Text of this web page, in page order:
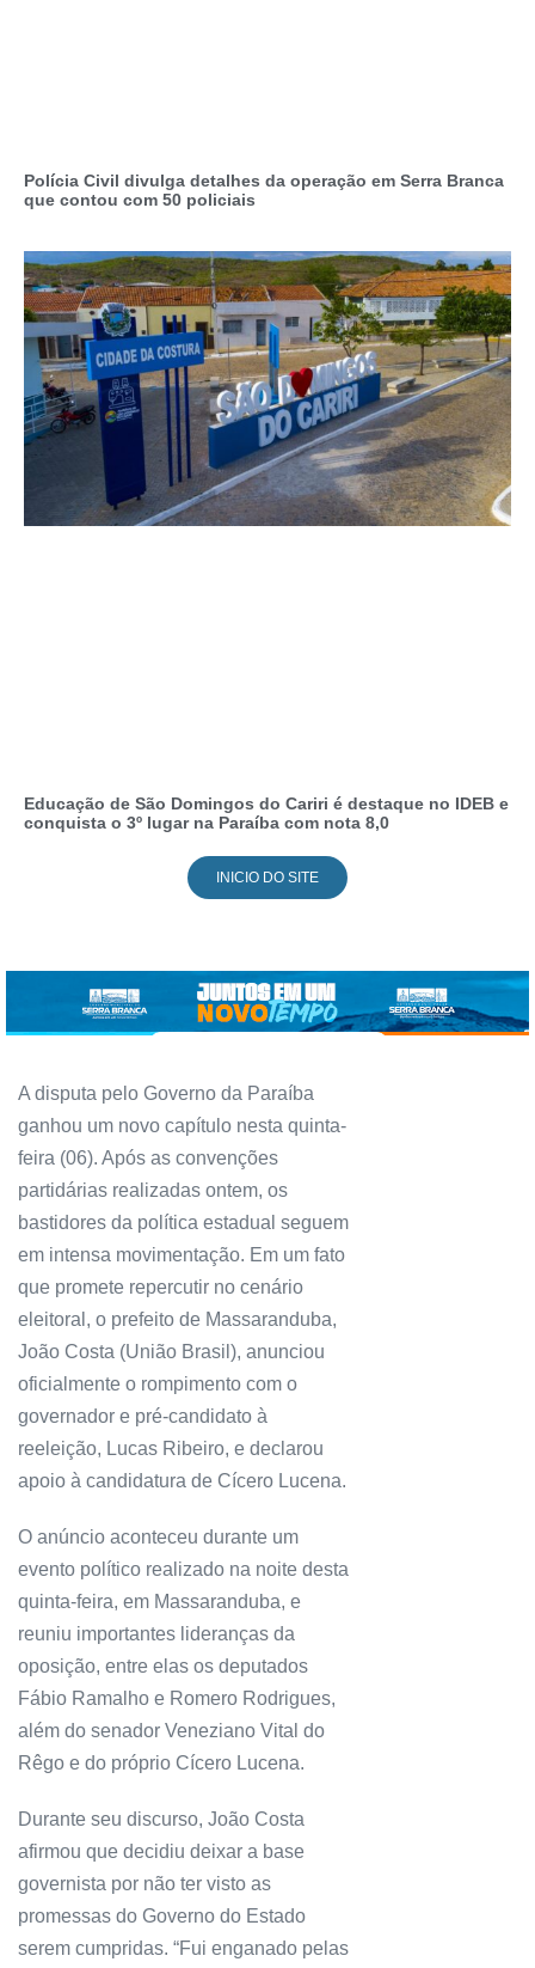
Polícia Civil divulga detalhes da operação em Serra Branca
que contou com 50 policiais
Educação de São Domingos do Cariri é destaque no IDEB e
conquista o 3º lugar na Paraíba com nota 8,0
INICIO DO SITE
A disputa pelo Governo da Paraíba
ganhou um novo capítulo nesta quinta-
feira (06). Após as convenções
partidárias realizadas ontem, os
bastidores da política estadual seguem
em intensa movimentação. Em um fato
que promete repercutir no cenário
eleitoral, o prefeito de Massaranduba,
João Costa (União Brasil), anunciou
oficialmente o rompimento com o
governador e pré-candidato à
reeleição, Lucas Ribeiro, e declarou
apoio à candidatura de Cícero Lucena.
O anúncio aconteceu durante um
evento político realizado na noite desta
quinta-feira, em Massaranduba, e
reuniu importantes lideranças da
oposição, entre elas os deputados
Fábio Ramalho e Romero Rodrigues,
além do senador Veneziano Vital do
Rêgo e do próprio Cícero Lucena.
Durante seu discurso, João Costa
afirmou que decidiu deixar a base
governista por não ter visto as
promessas do Governo do Estado
serem cumpridas. “Fui enganado pelas